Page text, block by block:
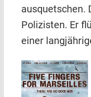
ausquetschen.
Polizisten. Er
einer